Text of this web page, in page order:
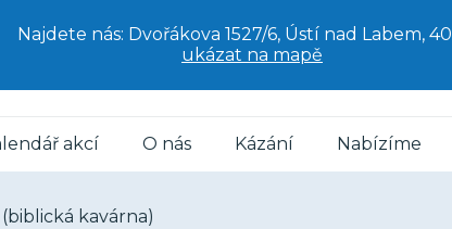
Najdete nás: Dvořákova 1527/6, Ústí nad Labem,
ukázat na mapě
akcí O nás Kázání Nabízíme
(biblická kavárna)